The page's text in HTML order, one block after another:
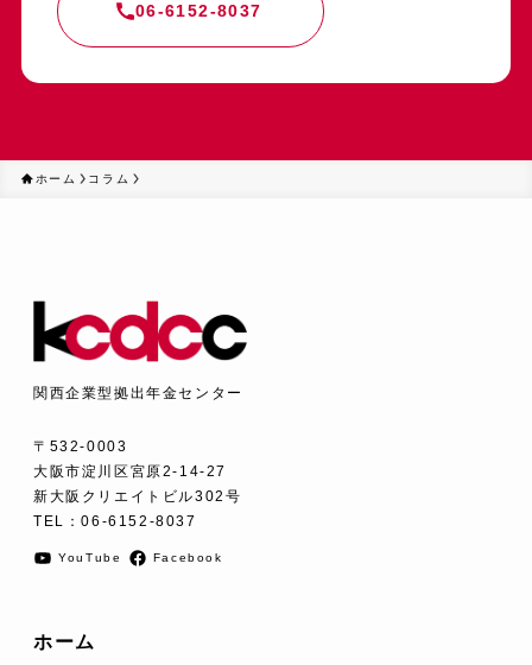
06-6152-8037
ホーム コラム
関西企業型拠出年金センター
〒532-0003
大阪市淀川区宮原2-14-27
新大阪クリエイトビル302号
TEL：06-6152-8037
YouTube Facebook
ホーム